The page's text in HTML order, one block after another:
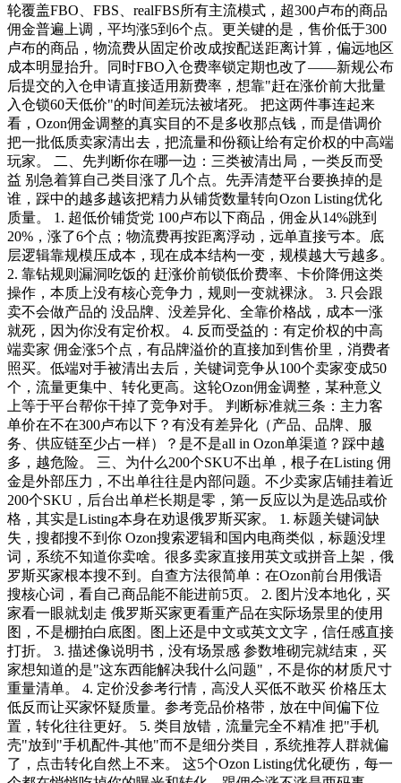
轮覆盖FBO、FBS、realFBS所有主流模式，超300卢布的商品
佣金普遍上调，平均涨5到6个点。更关键的是，售价低于300
卢布的商品，物流费从固定价改成按配送距离计算，偏远地区
成本明显抬升。同时FBO入仓费率锁定期也改了——新规公布
后提交的入仓申请直接适用新费率，想靠"赶在涨价前大批量
入仓锁60天低价"的时间差玩法被堵死。 把这两件事连起来
看，Ozon佣金调整的真实目的不是多收那点钱，而是借调价
把一批低质卖家清出去，把流量和份额让给有定价权的中高端
玩家。 二、先判断你在哪一边：三类被清出局，一类反而受
益 别急着算自己类目涨了几个点。先弄清楚平台要换掉的是
谁，踩中的越多越该把精力从铺货数量转向Ozon Listing优化
质量。 1. 超低价铺货党 100卢布以下商品，佣金从14%跳到
20%，涨了6个点；物流费再按距离浮动，远单直接亏本。底
层逻辑靠规模压成本，现在成本结构一变，规模越大亏越多。
2. 靠钻规则漏洞吃饭的 赶涨价前锁低价费率、卡价降佣这类
操作，本质上没有核心竞争力，规则一变就裸泳。 3. 只会跟
卖不会做产品的 没品牌、没差异化、全靠价格战，成本一涨
就死，因为你没有定价权。 4. 反而受益的：有定价权的中高
端卖家 佣金涨5个点，有品牌溢价的直接加到售价里，消费者
照买。低端对手被清出去后，关键词竞争从100个卖家变成50
个，流量更集中、转化更高。这轮Ozon佣金调整，某种意义
上等于平台帮你干掉了竞争对手。 判断标准就三条：主力客
单价在不在300卢布以下？有没有差异化（产品、品牌、服
务、供应链至少占一样）？是不是all in Ozon单渠道？踩中越
多，越危险。 三、为什么200个SKU不出单，根子在Listing 佣
金是外部压力，不出单往往是内部问题。不少卖家店铺挂着近
200个SKU，后台出单栏长期是零，第一反应以为是选品或价
格，其实是Listing本身在劝退俄罗斯买家。 1. 标题关键词缺
失，搜都搜不到你 Ozon搜索逻辑和国内电商类似，标题没埋
词，系统不知道你卖啥。很多卖家直接用英文或拼音上架，俄
罗斯买家根本搜不到。自查方法很简单：在Ozon前台用俄语
搜核心词，看自己商品能不能进前5页。 2. 图片没本地化，买
家看一眼就划走 俄罗斯买家更看重产品在实际场景里的使用
图，不是棚拍白底图。图上还是中文或英文文字，信任感直接
打折。 3. 描述像说明书，没有场景感 参数堆砌完就结束，买
家想知道的是"这东西能解决我什么问题"，不是你的材质尺寸
重量清单。 4. 定价没参考行情，高没人买低不敢买 价格压太
低反而让买家怀疑质量。参考竞品价格带，放在中间偏下位
置，转化往往更好。 5. 类目放错，流量完全不精准 把"手机
壳"放到"手机配件-其他"而不是细分类目，系统推荐人群就偏
了，点击转化自然上不来。 这5个Ozon Listing优化硬伤，每一